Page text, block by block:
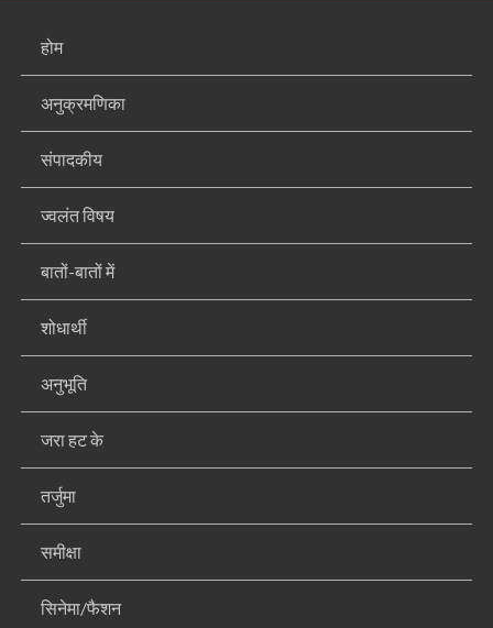
होम
अनुक्रमणिका
संपादकीय
ज्वलंत विषय
बातों-बातों में
शोधार्थी
अनुभूति
जरा हट के
तर्जुमा
समीक्षा
सिनेमा/फैशन